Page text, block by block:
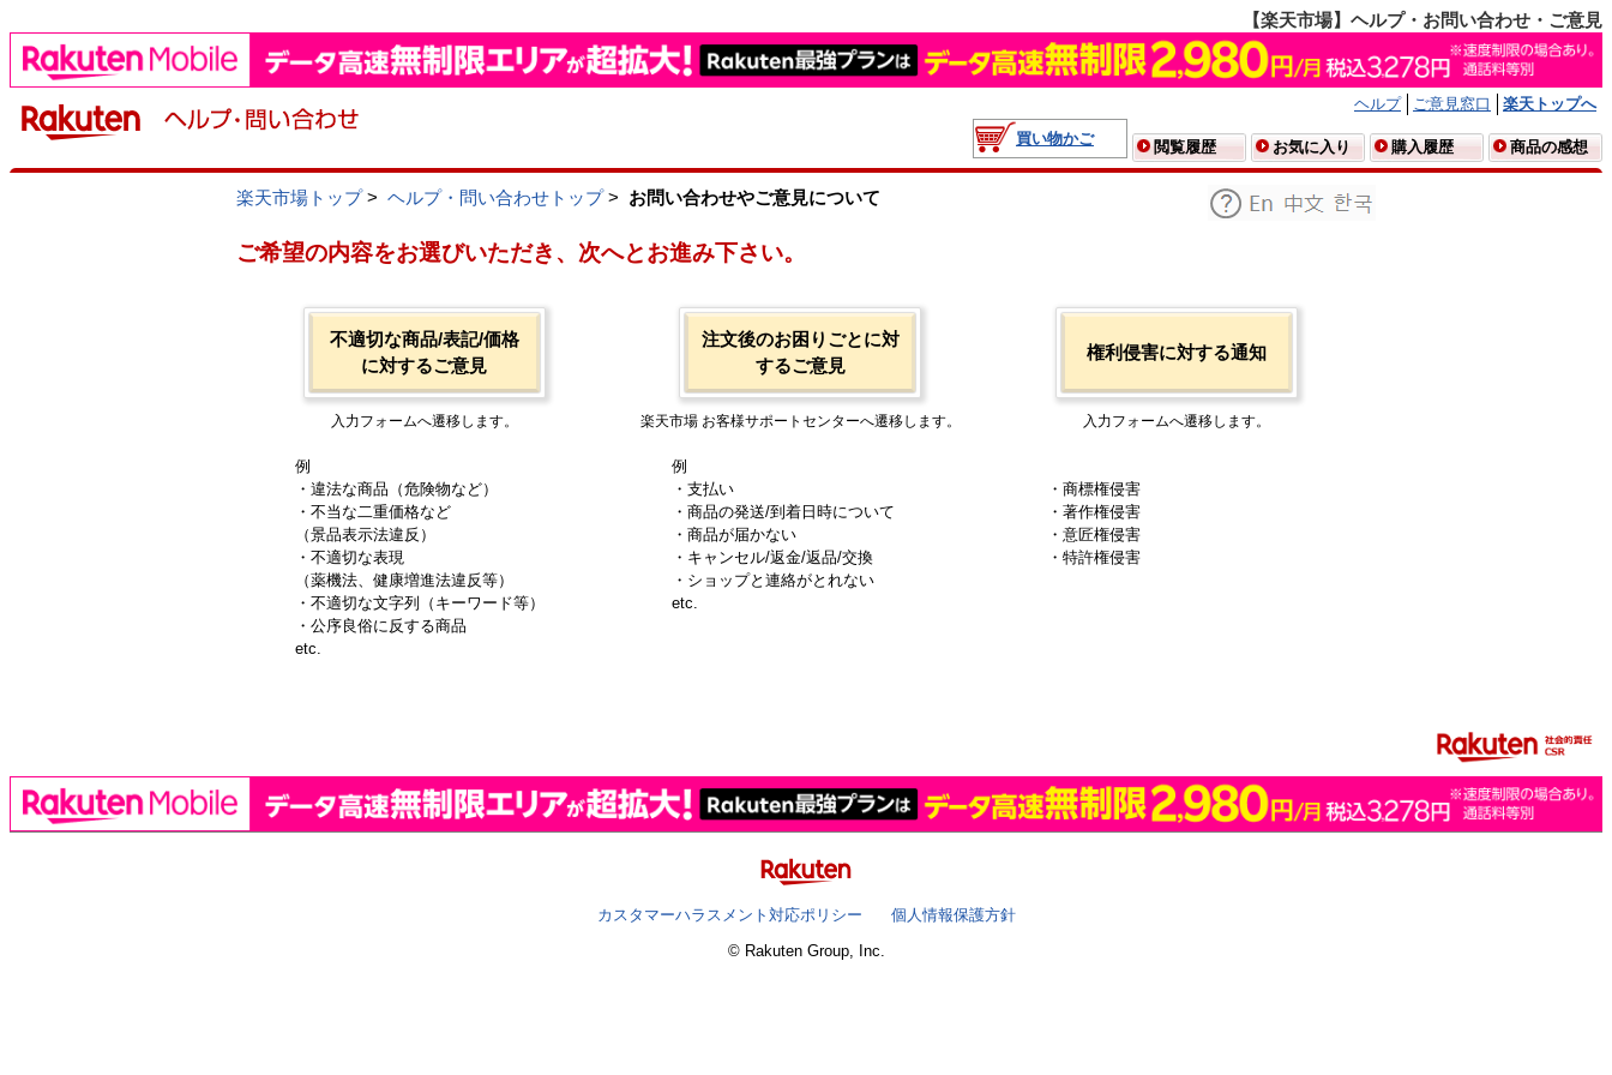
【楽天市場】ヘルプ・お問い合わせ・ご意見
ヘルプ ご意見窓口
楽天トップへ
買い物かご
閲覧履歴 お気に入り 購入履歴 商品の感想
楽天市場トップ> ヘルプ・問い合わせトップ> お問い合わせやご意見について
ご希望の内容をお選びいただき、次へとお進み下さい。
不適切な商品/表記/価格
に対するご意見
入力フォームへ遷移します。
例
・違法な商品（危険物など）
・不当な二重価格など
（景品表示法違反）
・不適切な表現
（薬機法、健康増進法違反等）
・不適切な文字列（キーワード等）
・公序良俗に反する商品
etc.
注文後のお困りごとに対
するご意見
楽天市場 お客様サポートセンターへ遷移します。
例
・支払い
・商品の発送/到着日時について
・商品が届かない
・キャンセル/返金/返品/交換
・ショップと連絡がとれない
etc.
権利侵害に対する通知
入力フォームへ遷移します。
・商標権侵害
・著作権侵害
・意匠権侵害
・特許権侵害
カスタマーハラスメント対応ポリシー
個人情報保護方針
© Rakuten Group, Inc.